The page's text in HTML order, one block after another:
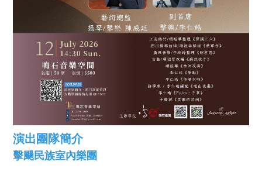
演出團隊簡介
擊颺民族室內樂團